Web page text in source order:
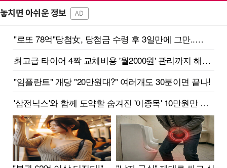
놓치면 아쉬운 정보 AD